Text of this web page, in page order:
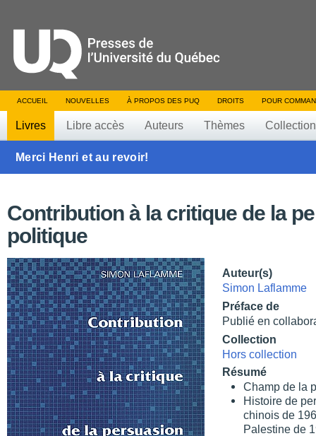
ACCUEIL NOUVELLES À PROPOS DES PUQ DROITS POUR
Livres Libre accès Auteurs Thèmes
Merci Henri et au revoir!
Contribution à la critique de la
politique
Auteur(s)
Simon Laflamme
Préface de
Publié en
Collection
Hors collection
Résumé
Champ de la
Histoire de
chinois de
Palestine de